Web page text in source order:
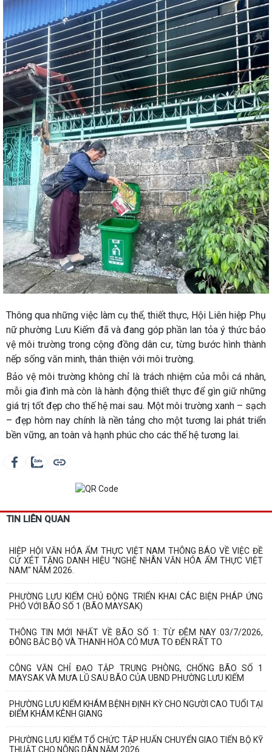
Thông qua những việc làm cụ thể, thiết thực, Hội Liên hiệp Phụ
nữ phường Lưu Kiếm đã và đang góp phần lan tỏa ý thức bảo
vệ môi trường trong cộng đồng dân cư, từng bước hình thành
nếp sống văn minh, thân thiện với môi trường.
Bảo vệ môi trường không chỉ là trách nhiệm của mỗi cá nhân,
mỗi gia đình mà còn là hành động thiết thực để gìn giữ những
giá trị tốt đẹp cho thế hệ mai sau. Một môi trường xanh – sạch
– đẹp hôm nay chính là nền tảng cho một tương lai phát triển
bền vững, an toàn và hạnh phúc cho các thế hệ tương lai.
TIN LIÊN QUAN
HIỆP HỘI VĂN HÓA ẨM THỰC VIỆT NAM THÔNG BÁO VỀ VIỆC ĐỀ
CỬ XÉT TẶNG DANH HIỆU "NGHỆ NHÂN VĂN HÓA ẨM THỰC VIỆT
NAM" NĂM 2026.
PHƯỜNG LƯU KIẾM CHỦ ĐỘNG TRIỂN KHAI CÁC BIỆN PHÁP ỨNG
PHÓ VỚI BÃO SỐ 1 (BÃO MAYSAK)
THÔNG TIN MỚI NHẤT VỀ BÃO SỐ 1: TỪ ĐÊM NAY 03/7/2026,
ĐÔNG BẮC BỘ VÀ THANH HÓA CÓ MƯA TO ĐẾN RẤT TO
CÔNG VĂN CHỈ ĐẠO TẬP TRUNG PHÒNG, CHỐNG BÃO SỐ 1
MAYSAK VÀ MƯA LŨ SAU BÃO CỦA UBND PHƯỜNG LƯU KIẾM
PHƯỜNG LƯU KIẾM KHÁM BỆNH ĐỊNH KỲ CHO NGƯỜI CAO TUỔI TẠI
ĐIỂM KHÁM KÊNH GIANG
PHƯỜNG LƯU KIẾM TỔ CHỨC TẬP HUẤN CHUYỂN GIAO TIẾN BỘ KỸ
THUẬT CHO NÔNG DÂN NĂM 2026